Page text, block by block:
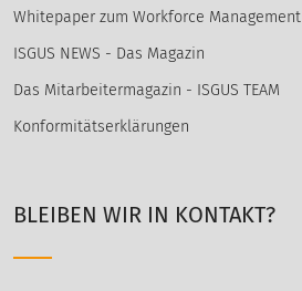
Whitepaper zum Workforce Management
ISGUS NEWS - Das Magazin
Das Mitarbeitermagazin - ISGUS TEAM
Konformitätserklärungen
BLEIBEN WIR IN KONTAKT?